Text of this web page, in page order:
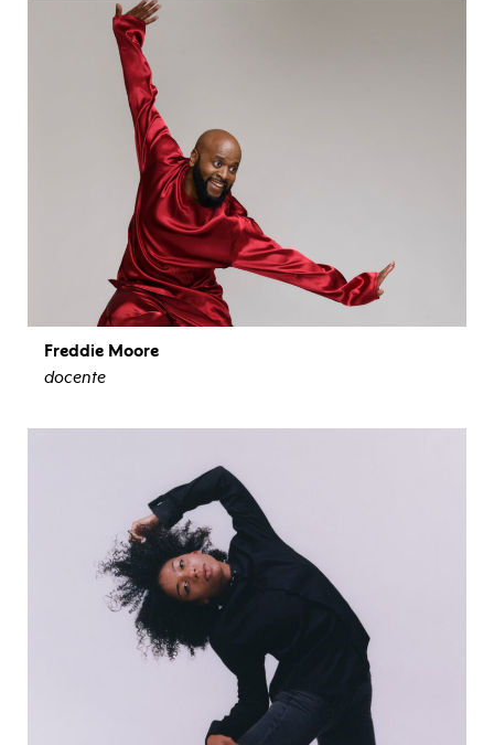
Freddie Moore
docente